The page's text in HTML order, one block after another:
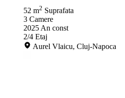
52 m2 Suprafata
3 Camere
2025 An const
2/4 Etaj
Aurel Vlaicu, Cluj-Napoca